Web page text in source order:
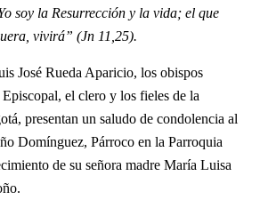
soy la Resurrección y la vida; el que
vivirá” (Jn 11,25).
José Rueda Aparicio, los obispos
el clero y los fieles de la
presentan un saludo de condolencia al
Domínguez, Párroco en la Parroquia
de su señora madre María Luisa